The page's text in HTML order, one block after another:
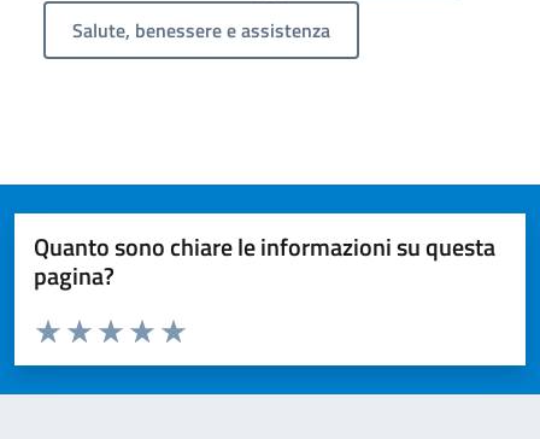
Salute, benessere e assistenza
Quanto sono chiare le informazioni su questa
pagina?
Valuta da 1 a 5 stelle la pagina
Valuta 5 stelle su 5
Valuta 4 stelle su 5
Valuta 3 stelle su 5
Valuta 2 stelle su 5
Valuta 1 stelle su 5